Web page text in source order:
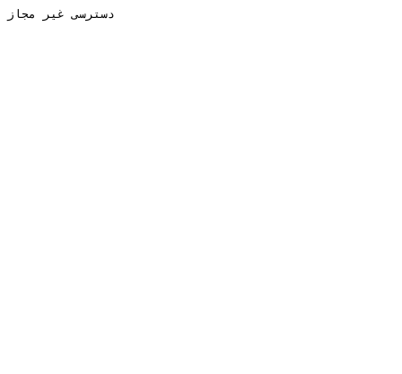
دسترسی غیر مجاز